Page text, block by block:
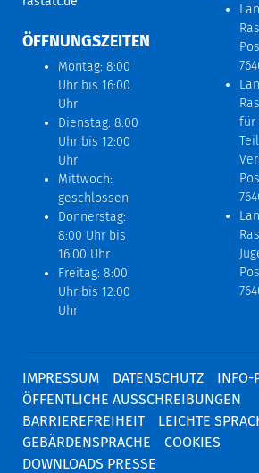
ÖFFNUNGSZEITEN
Montag: 8:00
Uhr bis 16:00
Uhr
Dienstag: 8:00
Uhr bis 12:00
Uhr
Mittwoch:
geschlossen
Donnerstag:
8:00 Uhr bis
16:00 Uhr
Freitag: 8:00
Uhr bis 12:00
Uhr
für
IMPRESSUM DATENSCHUTZ
INFO-
ÖFFENTLICHE AUSSCHREIBUNGEN
BARRIEREFREIHEIT
LEICHTE
GEBÄRDENSPRACHE
COOKIES
DOWNLOADS PRESSE